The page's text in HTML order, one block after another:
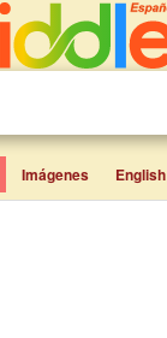
Imágenes English